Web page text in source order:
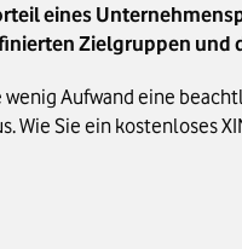
eines
Zielgruppen
Aufwand eine
Wie Sie ein